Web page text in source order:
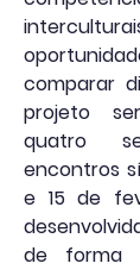
comparar
projeto
quatro
encontros
e 15 de
de forma